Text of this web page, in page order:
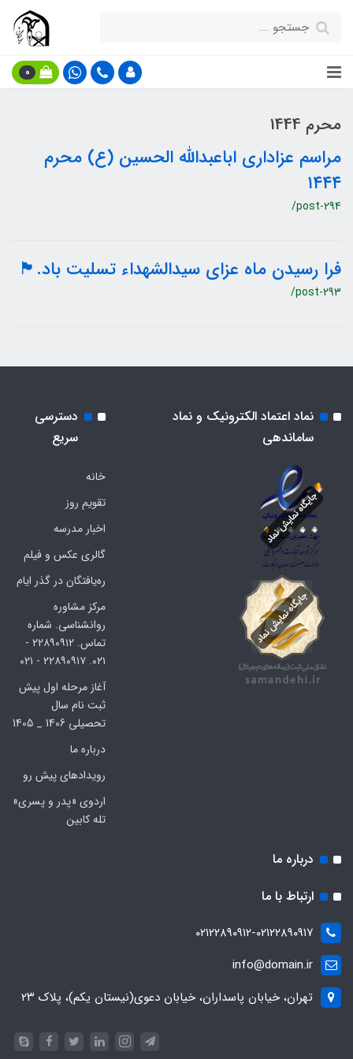
0
محرم 1444
مراسم عزاداری اباعبدالله الحسین (ع) محرم
۱۴۴۴
/post-294
فرا رسیدن ماه عزای سیدالشهداء تسلیت باد.🏴
/post-293
نماد اعتماد الکترونیک و نماد
ساماندهی
دسترسی
سریع
خانه
تقویم روز
اخبار مدرسه
گالری عکس و فیلم
ره‌یافتگان در گذر ایام
مرکز مشاوره
روانشناسی. شماره
تماس. ۲۲۸۹۰۹۱۲ -
۰۲۱. ۲۲۸۹۰۹۱۷ - ۰۲۱
آغاز مرحله اول پیش
ثبت نام سال
تحصیلی 1406 _ 1405
درباره ما
رویدادهای پیش رو
اردوی «پدر و پسری»
تله کابین
درباره ما
ارتباط با ما
۰۲۱۲۲۸۹۰۹۱۲-۰۲۱۲۲۸۹۰۹۱۷
info@domain.ir
تهران، خیابان پاسداران، خیابان دعوی(نیستان یکم)، پلاک ۲۳